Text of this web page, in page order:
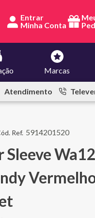
Entrar
Marcas
Atendimento
5914201520
Sleeve